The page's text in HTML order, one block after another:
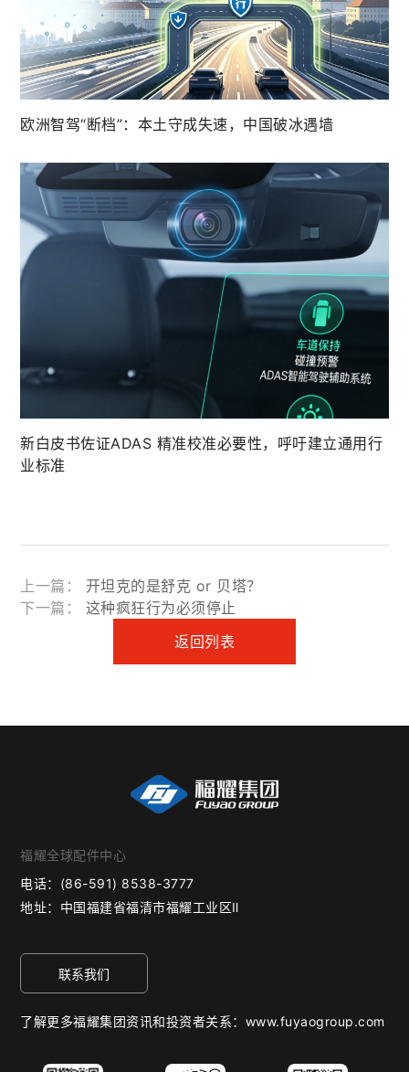
欧洲智驾“断档”：本土守成失速，中国破冰遇墙
新白皮书佐证ADAS 精准校准必要性，呼吁建立通用行
业标准
上一篇： 开坦克的是舒克 or 贝塔？
返回列表
下一篇： 这种疯狂行为必须停止
福耀全球配件中心
电话： (86-591) 8538-3777
地址： 中国福建省福清市福耀工业区Ⅱ
联系我们
了解更多福耀集团资讯和投资者关系：www.fuyaogroup.com